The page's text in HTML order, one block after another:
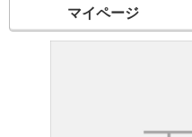
マイページ